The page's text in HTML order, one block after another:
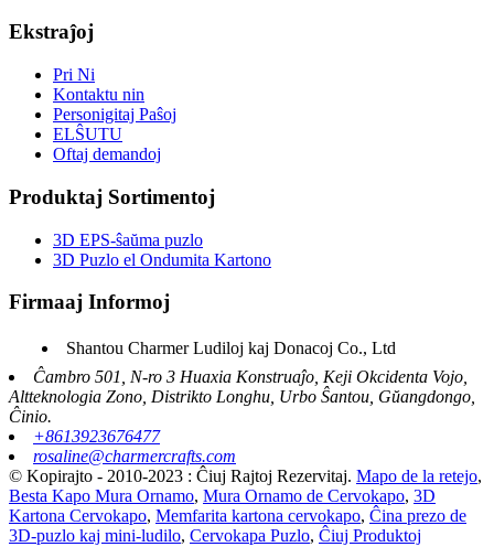
Ekstraĵoj
Pri Ni
Kontaktu nin
Personigitaj Paŝoj
ELŜUTU
Oftaj demandoj
Produktaj Sortimentoj
3D EPS-ŝaŭma puzlo
3D Puzlo el Ondumita Kartono
Firmaaj Informoj
Shantou Charmer Ludiloj kaj Donacoj Co., Ltd
Ĉambro 501, N-ro 3 Huaxia Konstruaĵo, Keji Okcidenta Vojo,
Altteknologia Zono, Distrikto Longhu, Urbo Ŝantou, Gŭangdongo,
Ĉinio.
+8613923676477
rosaline@charmercrafts.com
© Kopirajto - 2010-2023 : Ĉiuj Rajtoj Rezervitaj. Mapo de la retejo,
Besta Kapo Mura Ornamo, Mura Ornamo de Cervokapo, 3D
Kartona Cervokapo, Memfarita kartona cervokapo, Ĉina prezo de
3D-puzlo kaj mini-ludilo, Cervokapa Puzlo, Ĉiuj Produktoj